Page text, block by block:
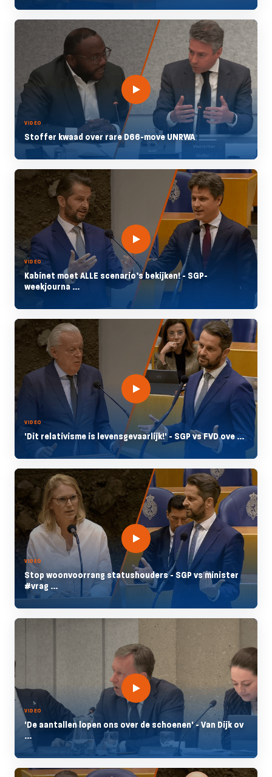
VIDEO
Stoffer kwaad over rare D66-move UNRWA
VIDEO
Kabinet moet ALLE scenario’s bekijken! - SGP-
weekjourna ...
VIDEO
'Dit relativisme is levensgevaarlijk!' - SGP vs FVD ove ...
VIDEO
Stop woonvoorrang statushouders - SGP vs minister
#vrag ...
VIDEO
'De aantallen lopen ons over de schoenen' - Van Dijk ov
...